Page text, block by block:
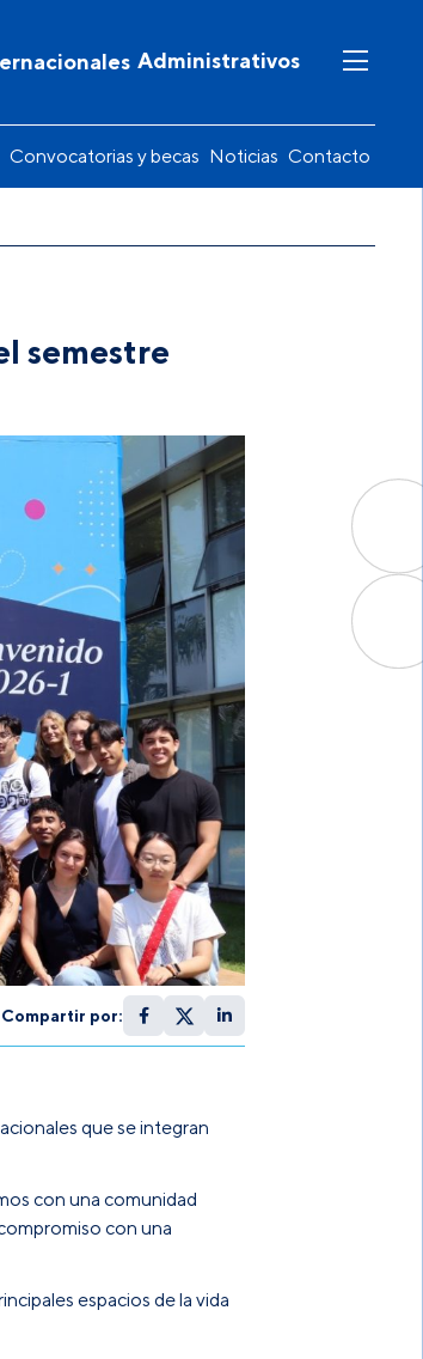
Administrativos
Convocatorias y becas Noticias Contacto
semestre
Compartir por:
que se integran
con una comunidad
con una
espacios de la vida